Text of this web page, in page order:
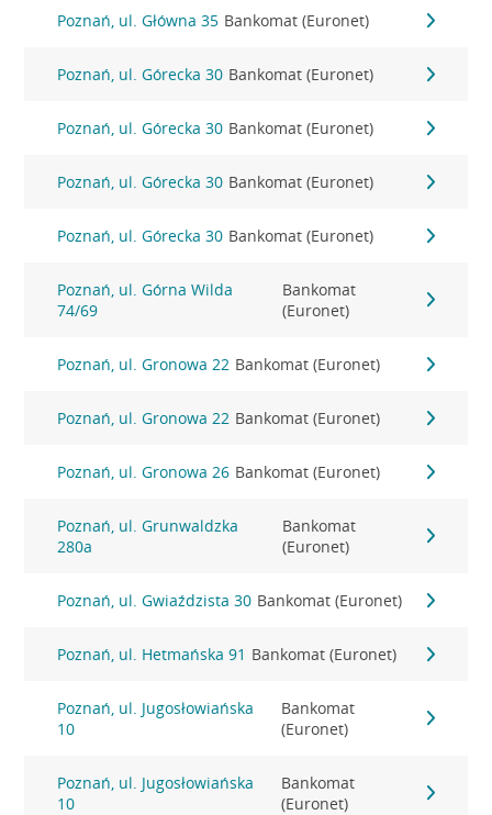
Poznań, ul. Główna 35 Bankomat (Euronet)
Poznań, ul. Górecka 30 Bankomat (Euronet)
Poznań, ul. Górecka 30 Bankomat (Euronet)
Poznań, ul. Górecka 30 Bankomat (Euronet)
Poznań, ul. Górecka 30 Bankomat (Euronet)
Poznań, ul. Górna Wilda
74/69
Bankomat
(Euronet)
Poznań, ul. Gronowa 22 Bankomat (Euronet)
Poznań, ul. Gronowa 22 Bankomat (Euronet)
Poznań, ul. Gronowa 26 Bankomat (Euronet)
Poznań, ul. Grunwaldzka
280a
Bankomat
(Euronet)
Poznań, ul. Gwiaździsta 30 Bankomat (Euronet)
Poznań, ul. Hetmańska 91 Bankomat (Euronet)
Poznań, ul. Jugosłowiańska
10
Bankomat
(Euronet)
Poznań, ul. Jugosłowiańska
10
Bankomat
(Euronet)